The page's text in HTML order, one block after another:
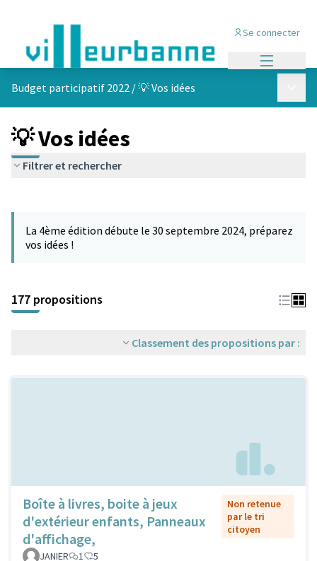
Se connecter
Budget participatif 2022 /💡 Vos idées
💡 Vos idées
Filtrer et rechercher
−
La 4ème édition débute le 30 septembre 2024, préparez
vos idées !
177 propositions
Classement des propositions par :
Boîte à livres, boite à jeux
d'extérieur enfants, Panneaux
d'affichage,
Non retenue
par le tri
citoyen
JANIER 1 5